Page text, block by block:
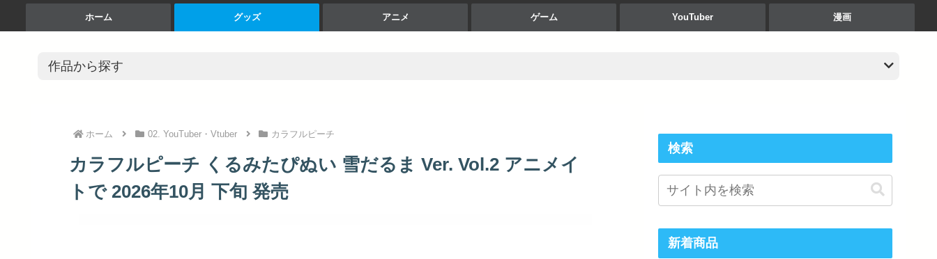
ホーム グッズ アニメ ゲーム YouTuber 漫画
ホーム 02. YouTuber・Vtuber カラフルピーチ
カラフルピーチ くるみたぴぬい 雪だるま Ver. Vol.2 アニメイ
トで 2026年10月 下旬 発売
検索
新着商品